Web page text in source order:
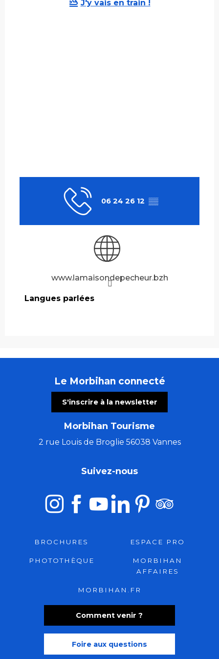
J'y vais en train !
06 24 26 12 ▒▒
www.lamaisondepecheur.bzh
Langues parlées
Langues parlées
Le Morbihan connecté
S'inscrire à la newsletter
Morbihan Tourisme
2 rue Louis de Broglie 56038 Vannes
Comment venir ?
Foire aux questions
Suivez-nous
BROCHURES ESPACE PRO
PHOTOTHÈQUE
MORBIHAN
AFFAIRES
MORBIHAN.FR